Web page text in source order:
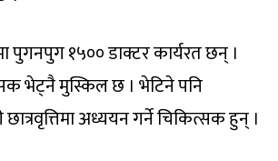
पुगनपुग १५०० डाक्टर कार्यरत छन् ।
भेट्नै मुस्किल छ । भेटिने पनि
अध्ययन गर्ने चिकित्सक हुन् ।